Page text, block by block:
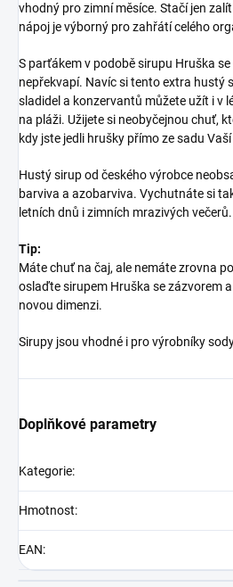
vhodný pro zimní měsíce. Stačí jen
nápoj je výborný pro zahřátí celého
S parťákem v podobě sirupu Hruška
nepřekvapí. Navíc si tento extra hustý
sladidel a konzervantů můžete užít i v
na pláži. Užijete si neobyčejnou chuť,
kdy jste jedli hrušky přímo ze sadu
Hustý sirup od českého výrobce
barviva a azobarviva. Vychutnáte si
letních dnů i zimních mrazivých večerů.
Tip:
Máte chuť na čaj, ale nemáte zrovna
oslaďte sirupem Hruška se zázvorem
novou dimenzi.
Sirupy jsou vhodné i pro výrobníky
Doplňkové parametry
Kategorie:
Hmotnost:
EAN: